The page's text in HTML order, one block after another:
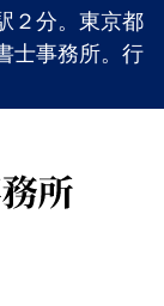
２分。東京都
士事務所。行